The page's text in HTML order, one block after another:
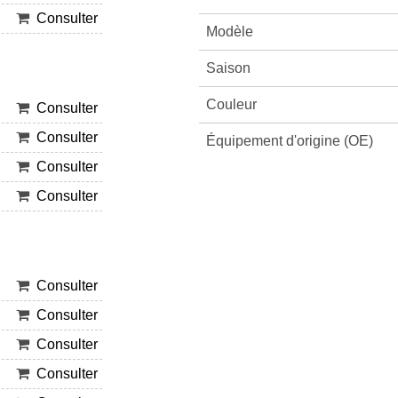
Consulter
Consulter
Consulter
Consulter
Consulter
Consulter
Consulter
Consulter
Consulter
Modèle
Saison
Couleur
Équipement d'origine (OE)